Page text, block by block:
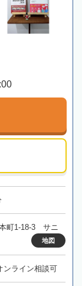
町1-18-3 サニ
地図
ンライン相談可